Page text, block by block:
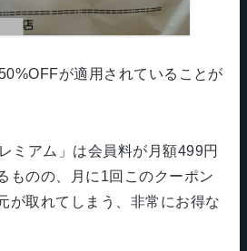
が適用されていることが
ミアム」は会員料が月額499円
ものの、月に1回このクーポン
が取れてしまう、非常にお得な